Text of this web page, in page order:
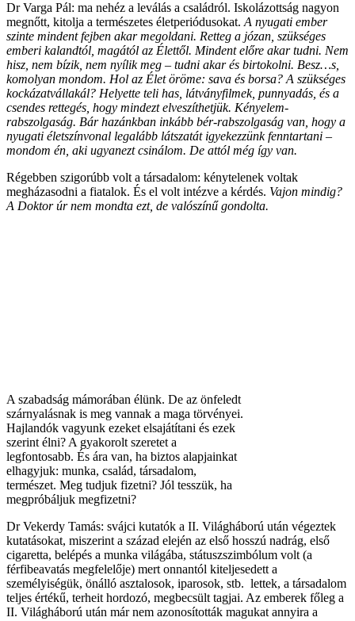
Dr Varga Pál: ma nehéz a leválás a családról. Iskolázottság nagyon
megnőtt, kitolja a természetes életperiódusokat. A nyugati ember
szinte mindent fejben akar megoldani. Retteg a józan, szükséges
emberi kalandtól, magától az Élettől. Mindent előre akar tudni. Nem
hisz, nem bízik, nem nyílik meg – tudni akar és birtokolni. Besz…s,
komolyan mondom. Hol az Élet öröme: sava és borsa? A szükséges
kockázatvállakál? Helyette teli has, látványfilmek, punnyadás, és a
csendes rettegés, hogy mindezt elveszíthetjük. Kényelem-
rabszolgaság. Bár hazánkban inkább bér-rabszolgaság van, hogy a
nyugati életszínvonal legalább látszatát igyekezzünk fenntartani –
mondom én, aki ugyanezt csinálom. De attól még így van.
Régebben szigorúbb volt a társadalom: kénytelenek voltak
megházasodni a fiatalok. És el volt intézve a kérdés. Vajon mindig?
A Doktor úr nem mondta ezt, de valószínű gondolta.
A szabadság mámorában élünk. De az önfeledt
szárnyalásnak is meg vannak a maga törvényei.
Hajlandók vagyunk ezeket elsajátítani és ezek
szerint élni? A gyakorolt szeretet a
legfontosabb. És ára van, ha biztos alapjainkat
elhagyjuk: munka, család, társadalom,
természet. Meg tudjuk fizetni? Jól tesszük, ha
megpróbáljuk megfizetni?
Dr Vekerdy Tamás: svájci kutatók a II. Világháború után végeztek
kutatásokat, miszerint a század elején az első hosszú nadrág, első
cigaretta, belépés a munka világába, státuszszimbólum volt (a
férfibeavatás megfelelője) mert onnantól kiteljesedett a
személyiségük, önálló asztalosok, iparosok, stb. lettek, a társadalom
teljes értékű, terheit hordozó, megbecsült tagjai. Az emberek főleg a
II. Világháború után már nem azonosították magukat annyira a